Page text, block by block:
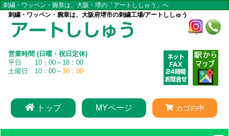
刺繍・ワッペン・腕章は、大阪・堺の「アートししゅう」へ
刺繍・ワッペン・腕章は、大阪府堺市の刺繍工場/アートししゅう
営業時間 (日曜・祝日定休)
平日 10：00～18：00
土曜日 10：00～ 16：00
トップ MYページ カゴの中